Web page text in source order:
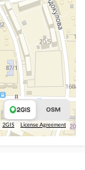
2GIS License Agreement